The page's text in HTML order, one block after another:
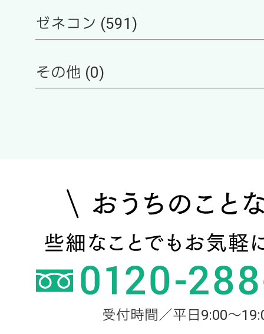
ゼネコン (591)
その他 (0)
受付時間／平日9:00～